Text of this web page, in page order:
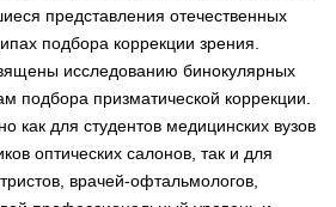
представления отечественных
подбора коррекции зрения.
исследованию бинокулярных
подбора призматической коррекции.
как для студентов медицинских вузов
оптических салонов, так и для
врачей-офтальмологов,